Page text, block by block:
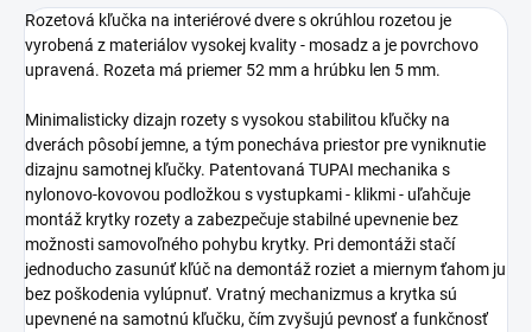
Rozetová kľučka na interiérové dvere s okrúhlou rozetou je
vyrobená z materiálov vysokej kvality - mosadz a je povrchovo
upravená. Rozeta má priemer 52 mm a hrúbku len 5 mm.
Minimalisticky dizajn rozety s vysokou stabilitou kľučky na
dverách pôsobí jemne, a tým ponecháva priestor pre vyniknutie
dizajnu samotnej kľučky. Patentovaná TUPAI mechanika s
nylonovo-kovovou podložkou s vystupkami - klikmi - uľahčuje
montáž krytky rozety a zabezpečuje stabilné upevnenie bez
možnosti samovoľného pohybu krytky. Pri demontáži stačí
jednoducho zasunúť kľúč na demontáž roziet a miernym ťahom ju
bez poškodenia vylúpnuť. Vratný mechanizmus a krytka sú
upevnené na samotnú kľučku, čím zvyšujú pevnosť a funkčnosť